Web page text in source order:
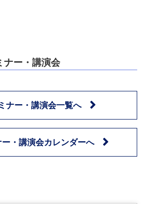
ナー・講演会
ナー・講演会一覧へ
ー・講演会カレンダーへ